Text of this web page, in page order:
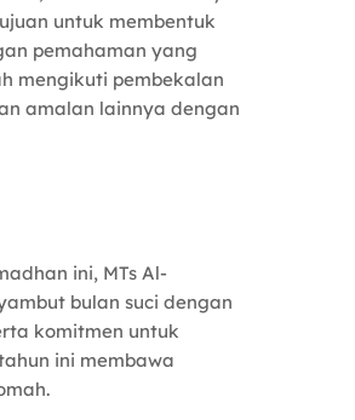
untuk membentuk
pemahaman yang
mengikuti pembekalan
amalan lainnya dengan
ini, MTs Al-
bulan suci dengan
komitmen untuk
ini membawa